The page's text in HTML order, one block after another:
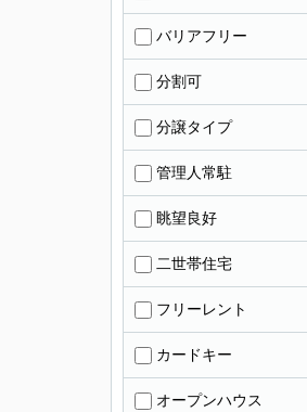
バリアフリー
分割可
分譲タイプ
管理人常駐
眺望良好
二世帯住宅
フリーレント
カードキー
オープンハウス